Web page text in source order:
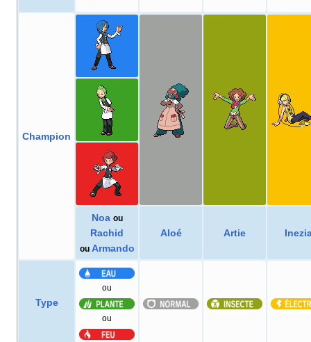
Champion
Noa ou
Rachid
ou Armando
Aloé Artie
Type
ou
ou